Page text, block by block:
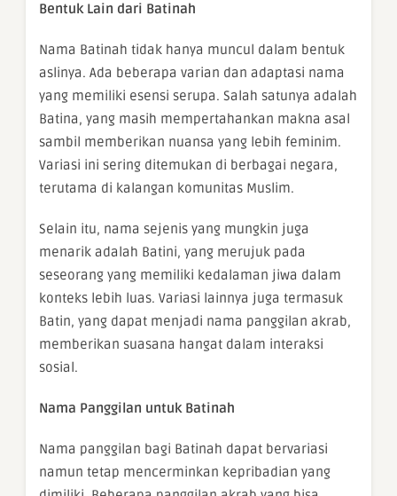
Bentuk Lain dari Batinah
Nama Batinah tidak hanya muncul dalam bentuk
aslinya. Ada beberapa varian dan adaptasi nama
yang memiliki esensi serupa. Salah satunya adalah
Batina, yang masih mempertahankan makna asal
sambil memberikan nuansa yang lebih feminim.
Variasi ini sering ditemukan di berbagai negara,
terutama di kalangan komunitas Muslim.
Selain itu, nama sejenis yang mungkin juga
menarik adalah Batini, yang merujuk pada
seseorang yang memiliki kedalaman jiwa dalam
konteks lebih luas. Variasi lainnya juga termasuk
Batin, yang dapat menjadi nama panggilan akrab,
memberikan suasana hangat dalam interaksi
sosial.
Nama Panggilan untuk Batinah
Nama panggilan bagi Batinah dapat bervariasi
namun tetap mencerminkan kepribadian yang